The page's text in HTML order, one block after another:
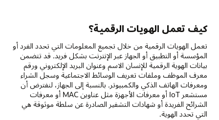
كيف تعمل الهويات الرقمية؟
تعمل الهويات الرقمية من خلال تجميع المعلومات التي تحدد الفرد أو
المؤسسة أو التطبيق أو الجهاز عبر الإنترنت بشكل فريد. قد تتضمن
بيانات الهوية الرقمية للإنسان الاسم وعنوان البريد الإلكتروني ورقم
معرف الموظف وملفات تعريف الوسائط الاجتماعية وسجل الشراء
ومعرفات الهاتف الذكي والكمبيوتر. بالنسبة إلى الجهاز، لنفترض أن
مستشعر IoT أو معرفات الأجهزة مثل عناوين MAC أو معرفات
الشرائح الفريدة أو شهادات التشفير الصادرة عن سلطة موثوقة هي
التي تحدد الهوية.